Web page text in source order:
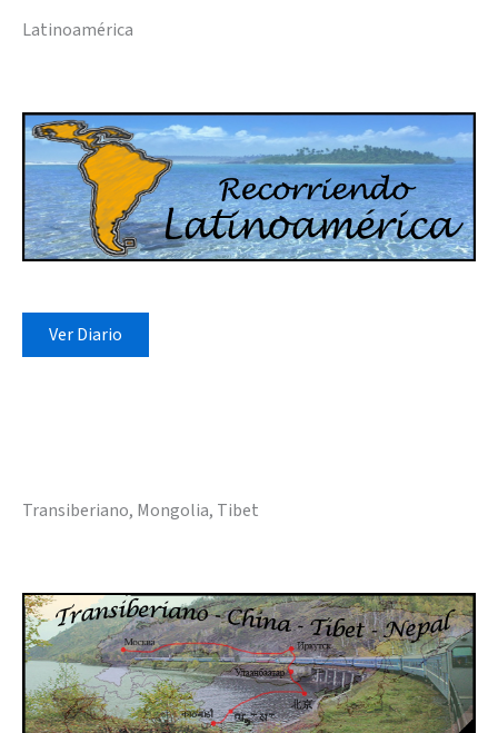
Latinoamérica
Ver Diario
Transiberiano, Mongolia, Tibet